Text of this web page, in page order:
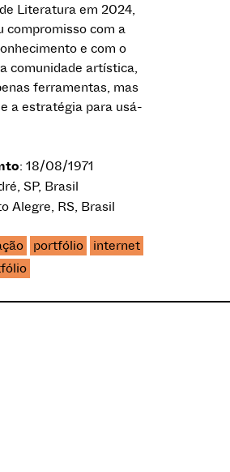
Literatura em 2024,
compromisso com a
e com o
comunidade artística,
ferramentas, mas
a estratégia para usá-
: 18/08/1971
SP, Brasil
Alegre, RS, Brasil
portfólio
internet